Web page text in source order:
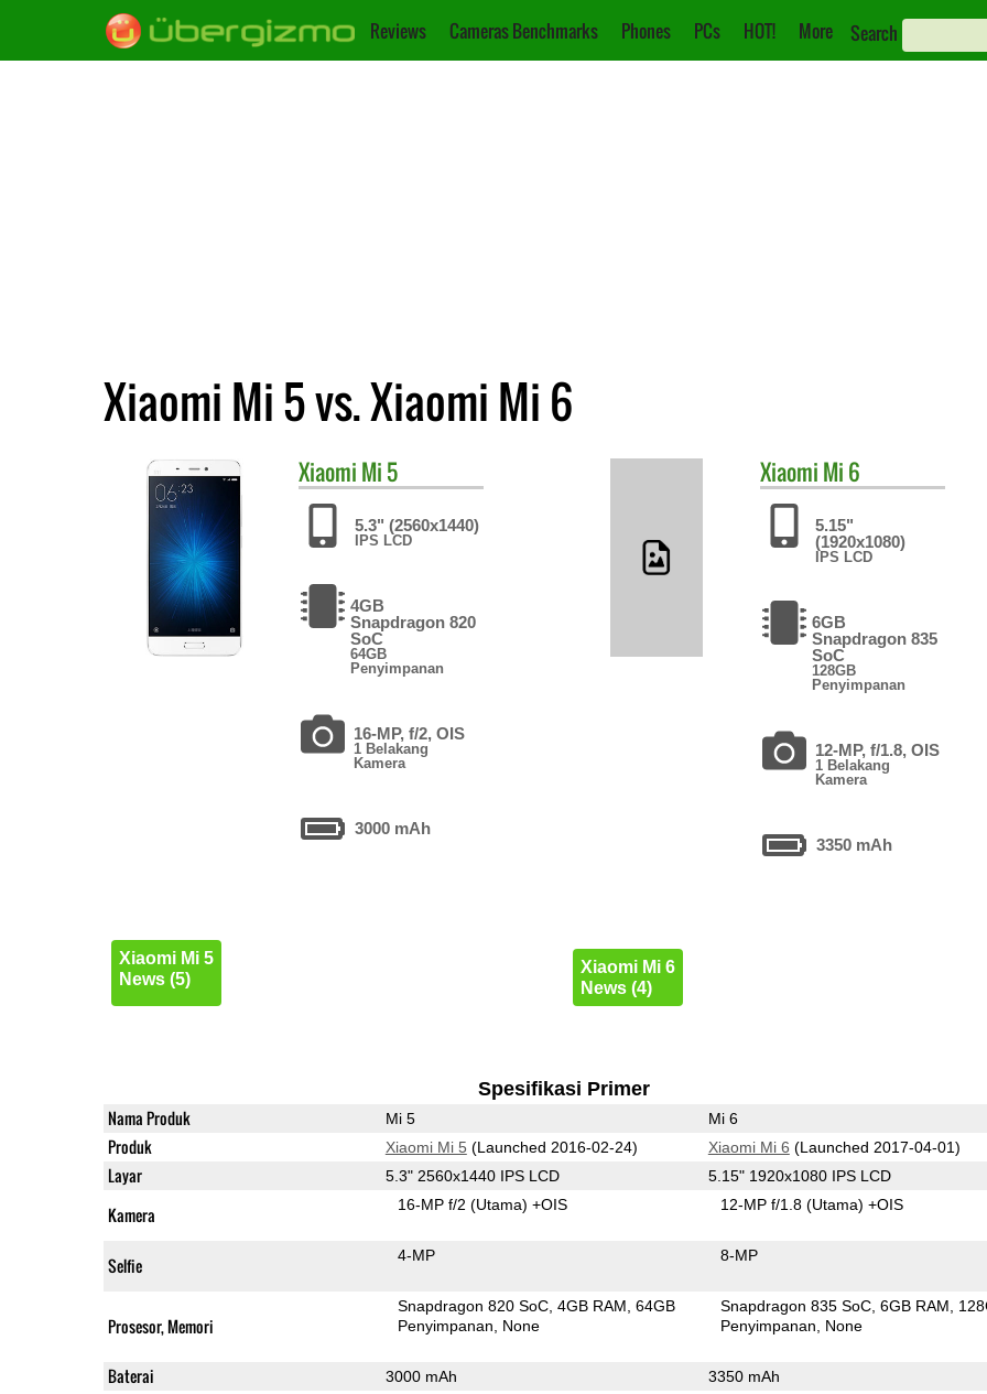
Reviews Cameras Benchmarks Phones PCs HOT! More Search
Xiaomi Mi 5 vs. Xiaomi Mi 6
Xiaomi Mi 5
5.3" (2560x1440)
IPS LCD
4GB
Snapdragon 820
SoC
64GB
Penyimpanan
16-MP, f/2, OIS
1 Belakang
Kamera
3000 mAh
Xiaomi Mi 5
News (5)
Xiaomi Mi 6
5.15"
(1920x1080)
IPS LCD
6GB
Snapdragon 835
SoC
128GB
Penyimpanan
12-MP, f/1.8, OIS
1 Belakang
Kamera
3350 mAh
Xiaomi Mi 6
News (4)
Spesifikasi Primer
Nama Produk Mi 5 Mi 6
Produk Xiaomi Mi 5 (Launched 2016-02-24) Xiaomi Mi 6 (Launched 2017-04-01)
Layar 5.3" 2560x1440 IPS LCD 5.15" 1920x1080 IPS LCD
Kamera 16-MP f/2(Utama) +OIS 12-MP f/1.8(Utama) +OIS
Selfie 4-MP 8-MP
Prosesor, Memori
Snapdragon 820 SoC 4GB RAM 64GB
Penyimpanan
None
Snapdragon 835 SoC 6GB RAM
Penyimpanan
None
Baterai 3000 mAh 3350 mAh